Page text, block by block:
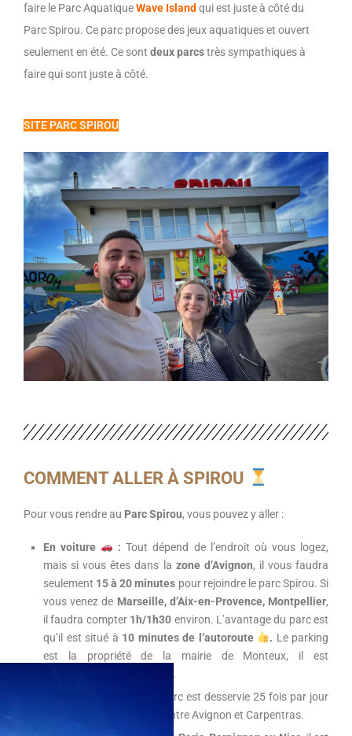
faire le Parc AquatiqueWave Island qui est juste à côté du
Parc Spirou. Ce parc propose des jeux aquatiques et ouvert
seulement en été. Ce sont deux parcstrès sympathiques à
faire qui sont juste à côté.
SITE PARC SPIROU
COMMENT ALLER À SPIROU
Pour vous rendre au Parc Spirou, vous pouvez y aller :
En voiture : Tout dépend de l’endroit où vous logez,
mais si vous êtes dans la zone d’Avignon, il vous faudra
seulement 15 à 20 minutes pour rejoindre le parc Spirou. Si
vous venez de Marseille, d’Aix-en-Provence, Montpellier,
il faudra compter 1h/1h30 environ. L’avantage du parc est
qu’il est situé à 10 minutes de l’autoroute . Le parking
est la propriété de la mairie de Monteux, il est
.
La zone du Parc est desservie 25 fois par jour
en semaine par la ligne 5 entre Avignon et Carpentras.